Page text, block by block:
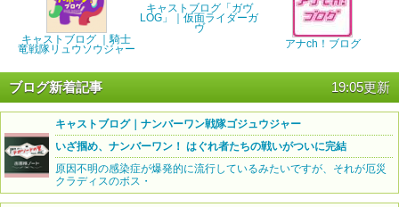
キャストブログ ｜騎士
竜戦隊リュウソウジャー
キャストブログ「ガヴ
LOG」｜仮面ライダーガ
ヴ
アナch！ブログ
ブログ新着記事 19:05更新
キャストブログ｜ナンバーワン戦隊ゴジュウジャー
いざ掴め、ナンバーワン！ はぐれ者たちの戦いがついに完結
原因不明の感染症が爆発的に流行しているみたいですが、それが厄災
クラディスのボス・